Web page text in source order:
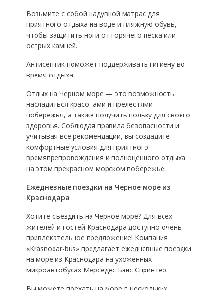
Возьмите с собой надувной матрас для
приятного отдыха на воде и пляжную обувь,
чтобы защитить ноги от горячего песка или
острых камней.
Антисептик поможет поддерживать гигиену во
время отдыха.
Отдых на Черном море — это возможность
насладиться красотами и прелестями
побережья, а также получить пользу для своего
здоровья. Соблюдая правила безопасности и
учитывая все рекомендации, вы создадите
комфортные условия для приятного
времяпрепровождения и полноценного отдыха
на этом прекрасном морском побережье.
Ежедневные поездки на Черное море из
Краснодара
Хотите съездить на Черное море? Для всех
жителей и гостей Краснодара доступно очень
привлекательное предложение! Компания
«Krasnodar-bus» предлагает ежедневные поездки
на море из Краснодара на ухоженных
микроавтобусах Мерседес Бэнс Спринтер.